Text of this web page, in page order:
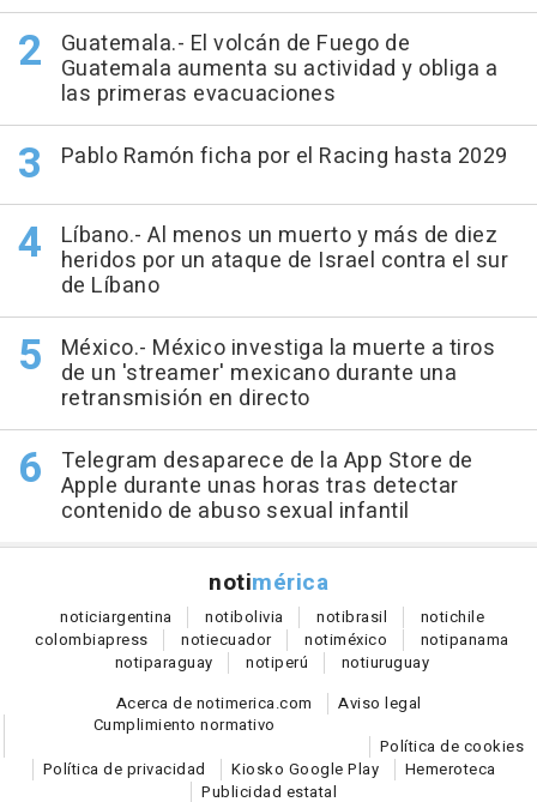
Guatemala.- El volcán de Fuego de
Guatemala aumenta su actividad y obliga a
las primeras evacuaciones
Pablo Ramón ficha por el Racing hasta 2029
Líbano.- Al menos un muerto y más de diez
heridos por un ataque de Israel contra el sur
de Líbano
México.- México investiga la muerte a tiros
de un 'streamer' mexicano durante una
retransmisión en directo
Telegram desaparece de la App Store de
Apple durante unas horas tras detectar
contenido de abuso sexual infantil
notimérica
noticiargentina notibolivia notibrasil notichile
colombiapress notiecuador notiméxico notipanama
notiparaguay notiperú notiuruguay
Acerca de notimerica.com
Aviso legal
Cumplimiento normativo
Política de cookies
Política de privacidad
Kiosko Google Play
Hemeroteca
Publicidad estatal